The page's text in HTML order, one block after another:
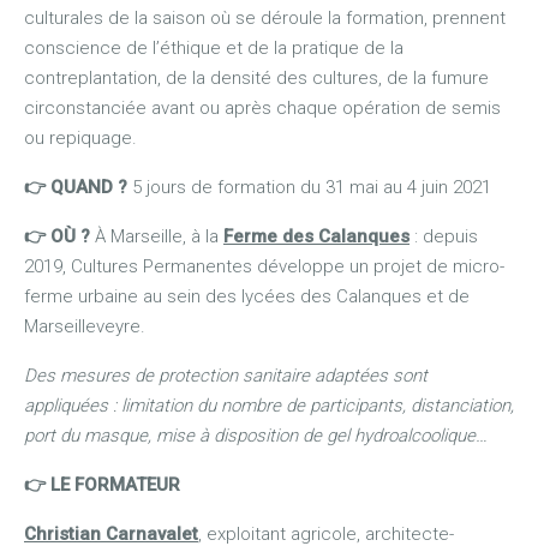
culturales de la saison où se déroule la formation, prennent
conscience de l’éthique et de la pratique de la
contreplantation, de la densité des cultures, de la fumure
circonstanciée avant ou après chaque opération de semis
ou repiquage.
👉 QUAND ? 5 jours de formation du 31 mai au 4 juin 2021
👉 OÙ ? À Marseille, à la Ferme des Calanques : depuis
2019, Cultures Permanentes développe un projet de micro-
ferme urbaine au sein des lycées des Calanques et de
Marseilleveyre.
Des mesures de protection sanitaire adaptées sont
appliquées : limitation du nombre de participants, distanciation,
port du masque, mise à disposition de gel hydroalcoolique…
👉 LE FORMATEUR
Christian Carnavalet , exploitant agricole, architecte-